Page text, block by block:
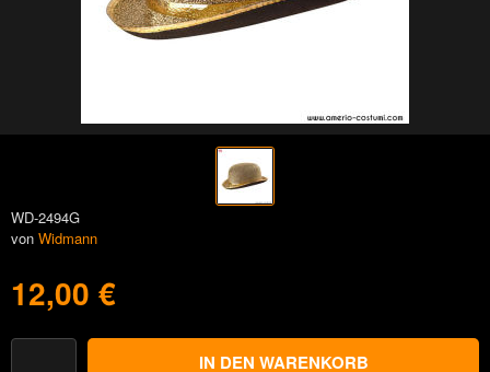
WD-2494G
von Widmann
12,00 €